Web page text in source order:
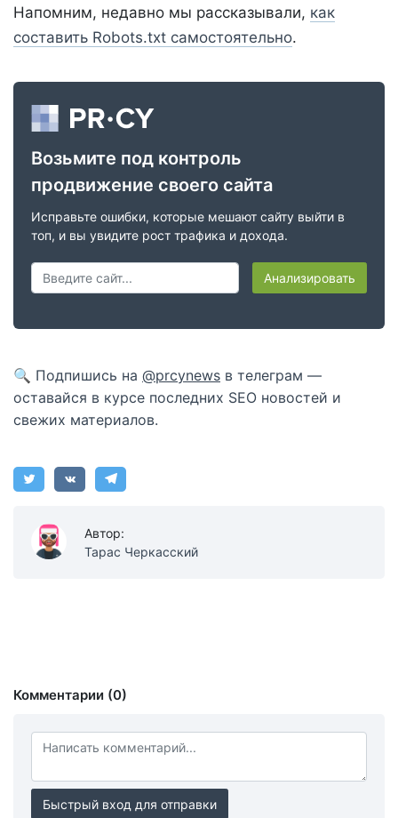
Напомним, недавно мы рассказывали, как
составить Robots.txt самостоятельно.
Возьмите под контроль
продвижение своего сайта
Исправьте ошибки, которые мешают сайту выйти в
топ, и вы увидите рост трафика и дохода.
Анализировать
🔍 Подпишись на @prcynews в телеграм —
оставайся в курсе последних SEO новостей и
свежих материалов.
Автор:
Тарас Черкасский
Комментарии (0)
Быстрый вход для отправки